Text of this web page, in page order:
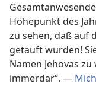
Höhepunkt des
zu sehen, daß auf
getauft wurden!
Namen Jehovas
immerdar“. —